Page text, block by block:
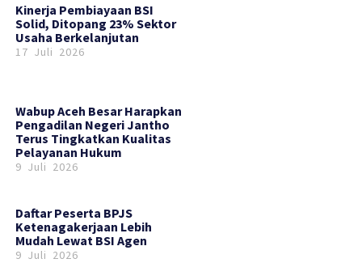
Kinerja Pembiayaan BSI
Solid, Ditopang 23% Sektor
Usaha Berkelanjutan
17 Juli 2026
Wabup Aceh Besar Harapkan
Pengadilan Negeri Jantho
Terus Tingkatkan Kualitas
Pelayanan Hukum
9 Juli 2026
Daftar Peserta BPJS
Ketenagakerjaan Lebih
Mudah Lewat BSI Agen
9 Juli 2026